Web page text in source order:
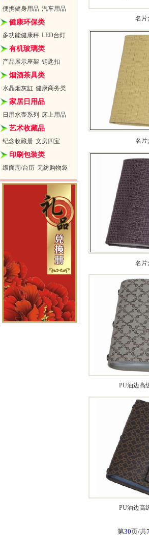
便携健身用品 汽车用品
健康环保类
多功能健康秤 LED台灯
有机玻璃类
产品展示座架 钥匙扣
烟酒茶具类
水晶烟灰缸 健康商务类
家居日用品
日用水壶系列 床上用品
艺术收藏品
纪念收藏册 文房四宝
印刷包装类
缎面周/台历 无纺购物袋
名片
名片
名片
PU油边高
PU油边高
第30页/共